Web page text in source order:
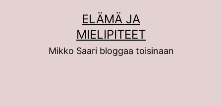
ELÄMÄ JA
MIELIPITEET
Mikko Saari bloggaa toisinaan